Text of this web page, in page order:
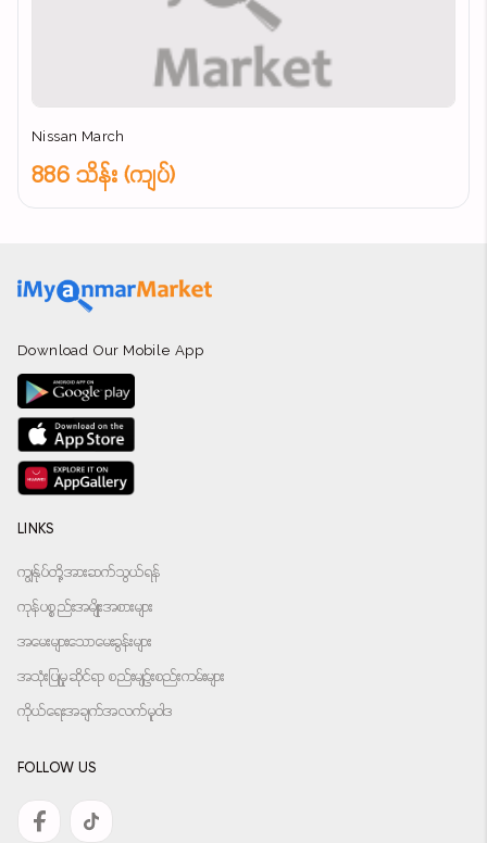
Nissan March
886 သိန်း (ကျပ်)
Download Our Mobile App
LINKS
ကျွန်ုပ်တို့အားဆက်သွယ်ရန်
ကုန်ပစ္စည်းအမျိုးအစားများ
အမေးများသောမေးခွန်းများ
အသုံးပြုမှုဆိုင်ရာ စည်းမျဉ်းစည်းကမ်းများ
ကိုယ်ရေးအချက်အလက်မူဝါဒ
FOLLOW US